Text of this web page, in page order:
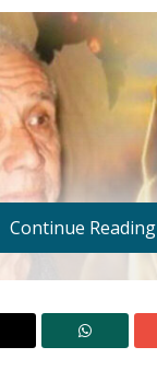
Continue Reading